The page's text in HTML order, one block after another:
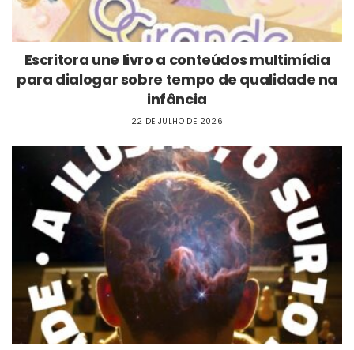
Escritora une livro a conteúdos multimídia
para dialogar sobre tempo de qualidade na
infância
22 DE JULHO DE 2026